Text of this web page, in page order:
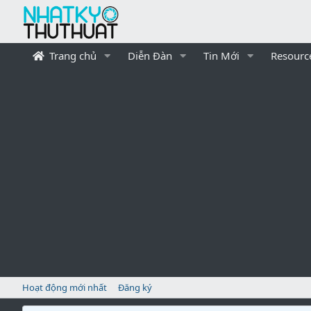
Trang chủ Diễn Đàn Tin Mới
Hoạt động mới nhất Đăng ký